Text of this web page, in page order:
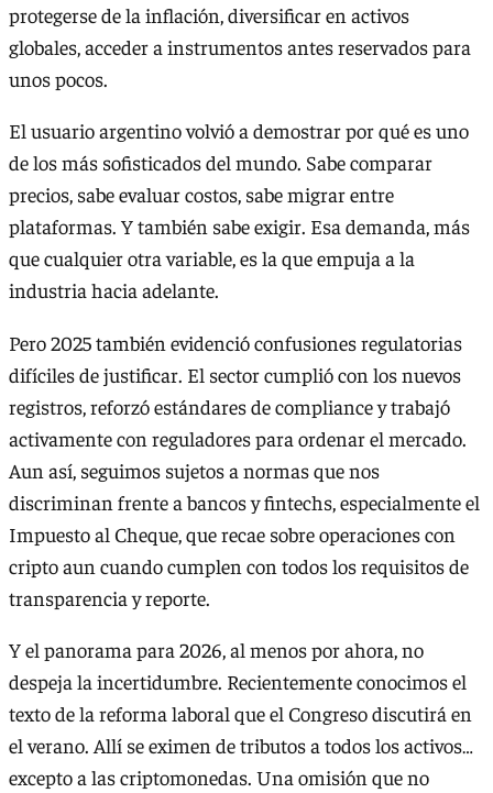
protegerse de la inflación, diversificar en activos
globales, acceder a instrumentos antes reservados para
unos pocos.
El usuario argentino volvió a demostrar por qué es uno
de los más sofisticados del mundo. Sabe comparar
precios, sabe evaluar costos, sabe migrar entre
plataformas. Y también sabe exigir. Esa demanda, más
que cualquier otra variable, es la que empuja a la
industria hacia adelante.
Pero 2025 también evidenció confusiones regulatorias
difíciles de justificar. El sector cumplió con los nuevos
registros, reforzó estándares de compliance y trabajó
activamente con reguladores para ordenar el mercado.
Aun así, seguimos sujetos a normas que nos
discriminan frente a bancos y fintechs, especialmente el
Impuesto al Cheque, que recae sobre operaciones con
cripto aun cuando cumplen con todos los requisitos de
transparencia y reporte.
Y el panorama para 2026, al menos por ahora, no
despeja la incertidumbre. Recientemente conocimos el
texto de la reforma laboral que el Congreso discutirá en
el verano. Allí se eximen de tributos a todos los activos…
excepto a las criptomonedas. Una omisión que no